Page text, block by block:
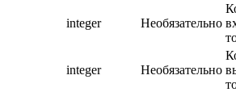
integer Необязательно
integer Необязательно